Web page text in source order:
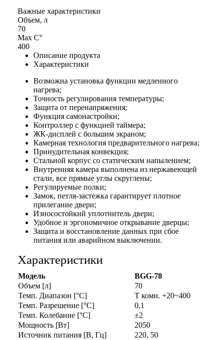
Важные характеристики
Объем, л
70
Max С°
400
Описание продукта
Характеристики
Возможна установка функции медленного
нагрева;
Точность регулирования температуры;
Защита от перенапряжения;
Функция самонастройки;
Контроллер с функцией таймера;
ЖК-дисплей с большим экраном;
Камерная технология предварительного нагрева;
Принудительная конвекция;
Стальной корпус со статическим напылением;
Внутренняя камера выполнена из нержавеющей
стали, все прямые углы скруглены;
Регулируемые полки;
Замок, петля-застежка гарантирует плотное
прилегание двери;
Износостойкий уплотнитель двери;
Удобное и эргономичное открывание дверцы;
Защита и восстановление данных при сбое
питания или аварийном выключении.
Характеристики
Модель
BGG-78
Объем [л]
70
Темп. Диапазон [°С]
Т комн. +20~400
Темп. Разрешение [°С]
0,1
Темп. Колебание [°C]
±2
Мощность [Вт]
2050
Источник питания [В, Гц]
220, 50